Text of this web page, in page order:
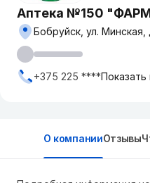
Аптека №150
Бобруйск, ул. Минская,
+375 225 ****
О компанииОтзывы